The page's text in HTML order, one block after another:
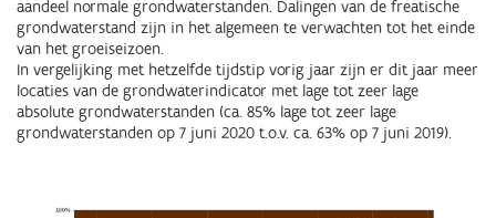
aandeel normale grondwaterstanden. Dalingen van de freatische
grondwaterstand zijn in het algemeen te verwachten tot het einde
van het groeiseizoen.
In vergelijking met hetzelfde tijdstip vorig jaar zijn er dit jaar meer
locaties van de grondwaterindicator met lage tot zeer lage
absolute grondwaterstanden (ca. 85% lage tot zeer lage
grondwaterstanden op 7 juni 2020 t.o.v. ca. 63% op 7 juni 2019).